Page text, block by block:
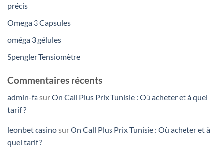
précis
Omega 3 Capsules
oméga 3 gélules
Spengler Tensiomètre
Commentaires récents
admin-fasurOn Call Plus Prix Tunisie : Où acheter et à quel
tarif ?
leonbet casinosurOn Call Plus Prix Tunisie : Où acheter et à
quel tarif ?